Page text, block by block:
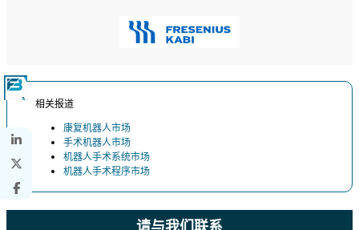
相关报道
康复机器人市场
手术机器人市场
机器人手术系统市场
机器人手术程序市场
请与我们联系